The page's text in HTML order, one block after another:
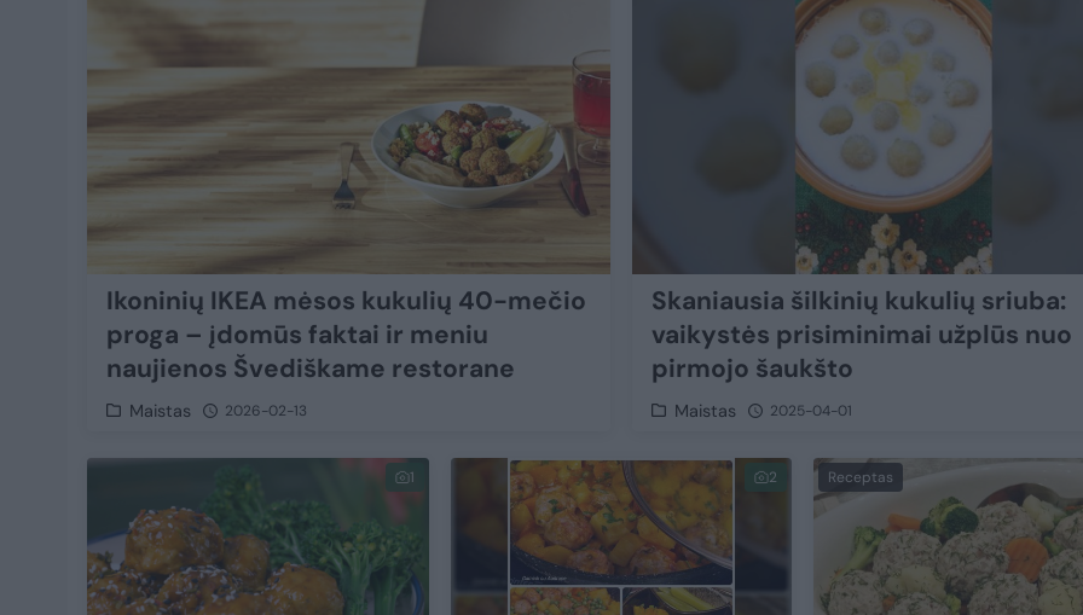
Ikoninių IKEA mėsos kukulių 40-mečio
proga – įdomūs faktai ir meniu
naujienos Švediškame restorane
Maistas 2026-02-13
Skaniausia šilkinių kukulių sriuba:
vaikystės prisiminimai užplūs nuo
pirmojo šaukšto
Maistas 2025-04-01
1 2 Receptas